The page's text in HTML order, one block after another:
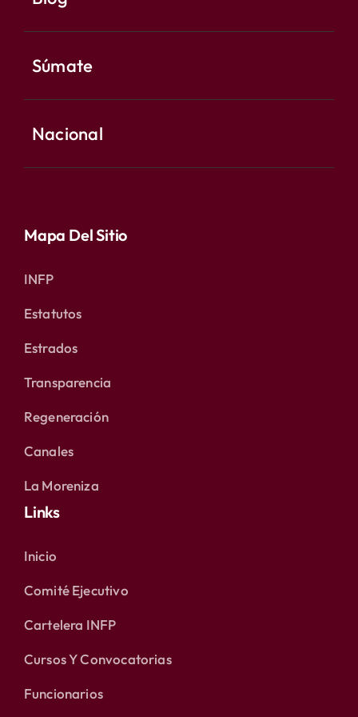
Súmate
Nacional
Mapa Del Sitio
INFP
Estatutos
Estrados
Transparencia
Regeneración
Canales
La Moreniza
Links
Inicio
Comité Ejecutivo
Cartelera INFP
Cursos Y Convocatorias
Funcionarios